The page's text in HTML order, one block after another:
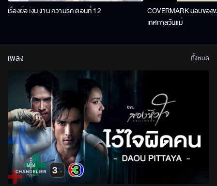
เรื่องย่อ เงิน งาน ความรัก ตอนที่ 12
COVERMARK มอบขอ
เทศกาลวันแม่
เพลง ทั้งหมด